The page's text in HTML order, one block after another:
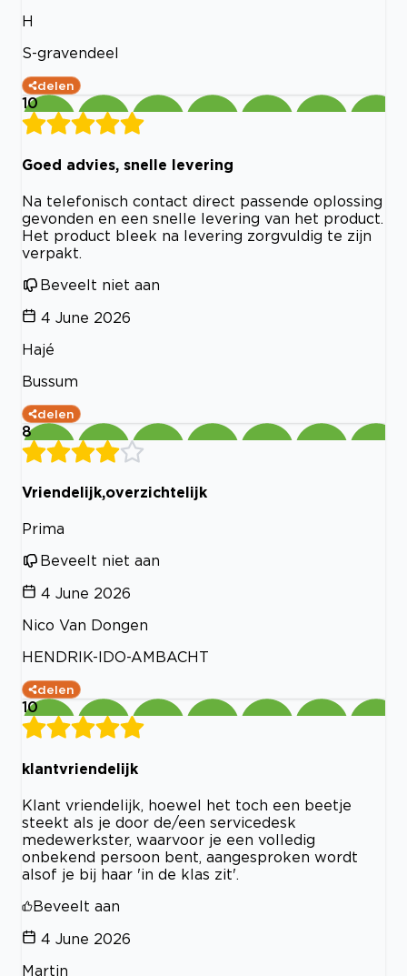
H
S-gravendeel
delen
10
Goed advies, snelle levering
Na telefonisch contact direct passende oplossing
gevonden en een snelle levering van het product.
Het product bleek na levering zorgvuldig te zijn
verpakt.
Beveelt niet aan
4 June 2026
Hajé
Bussum
delen
8
Vriendelijk,overzichtelijk
Prima
Beveelt niet aan
4 June 2026
Nico Van Dongen
HENDRIK-IDO-AMBACHT
delen
10
klantvriendelijk
Klant vriendelijk, hoewel het toch een beetje
steekt als je door de/een servicedesk
medewerkster, waarvoor je een volledig
onbekend persoon bent, aangesproken wordt
alsof je bij haar 'in de klas zit'.
Beveelt aan
4 June 2026
Martin